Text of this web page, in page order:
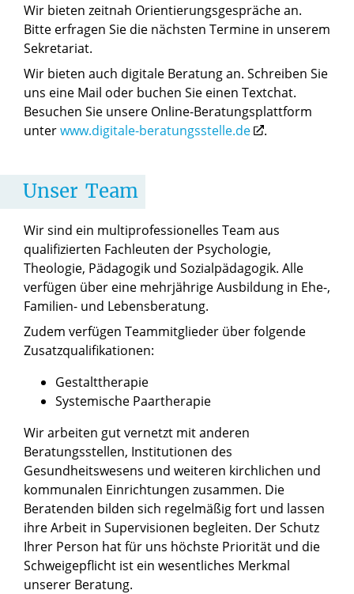
Wir bieten zeitnah Orientierungsgespräche an.
Bitte erfragen Sie die nächsten Termine in unserem
Sekretariat.
Wir bieten auch digitale Beratung an. Schreiben Sie
uns eine Mail oder buchen Sie einen Textchat.
Besuchen Sie unsere Online-Beratungsplattform
unterwww.digitale-beratungsstelle.de .
Unser Team
Wir sind ein multiprofessionelles Team aus
qualifizierten Fachleuten der Psychologie,
Theologie, Pädagogik und Sozialpädagogik. Alle
verfügen über eine mehrjährige Ausbildung in Ehe-,
Familien- und Lebensberatung.
Zudem verfügen Teammitglieder über folgende
Zusatzqualifikationen:
Gestalttherapie
Systemische Paartherapie
Wir arbeiten gut vernetzt mit anderen
Beratungsstellen, Institutionen des
Gesundheitswesens und weiteren kirchlichen und
kommunalen Einrichtungen zusammen. Die
Beratenden bilden sich regelmäßig fort und lassen
ihre Arbeit in Supervisionen begleiten. Der Schutz
Ihrer Person hat für uns höchste Priorität und die
Schweigepflicht ist ein wesentliches Merkmal
unserer Beratung.